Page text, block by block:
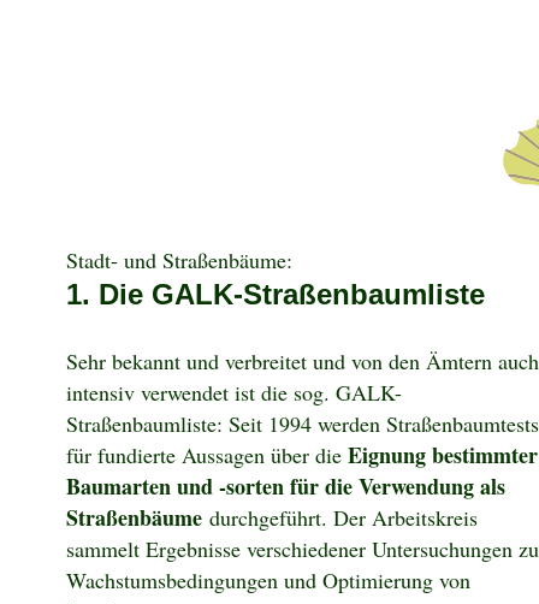
Stadt- und Straßenbäume:
1. Die GALK-Straßenbaumliste
Sehr bekannt und verbreitet und von den Ämtern auch
intensiv verwendet ist die sog. GALK-
Straßenbaumliste: Seit 1994 werden Straßenbaumtests
für fundierte Aussagen über die Eignung bestimmter
Baumarten und -sorten für die Verwendung als
Straßenbäume durchgeführt. Der Arbeitskreis
sammelt Ergebnisse verschiedener Untersuchungen zu
Wachstumsbedingungen und Optimierung von